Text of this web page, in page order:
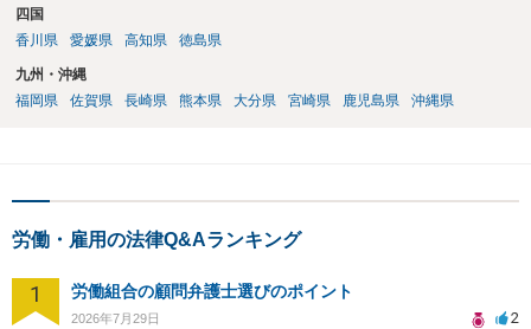
四国
香川県
愛媛県 高知県 徳島県
九州・沖縄
福岡県
佐賀県 長崎県 熊本県 大分県 宮崎県 鹿児島県 沖縄県
労働・雇用の法律Q&Aランキング
1 労働組合の顧問弁護士選びのポイント
2026年7月29日 2